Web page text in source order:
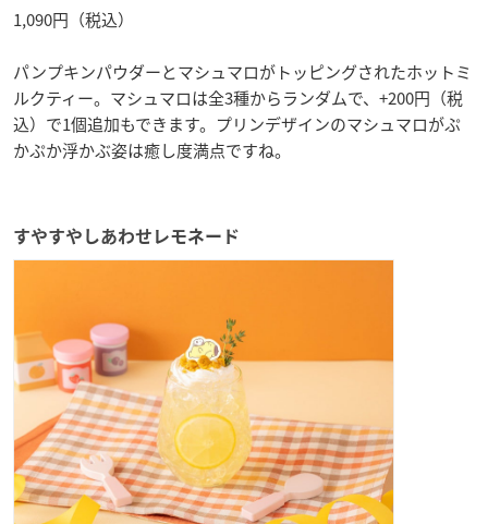
1,090円（税込）
パンプキンパウダーとマシュマロがトッピングされたホットミ
ルクティー。マシュマロは全3種からランダムで、+200円（税
込）で1個追加もできます。プリンデザインのマシュマロがぷ
かぷか浮かぶ姿は癒し度満点ですね。
すやすやしあわせレモネード